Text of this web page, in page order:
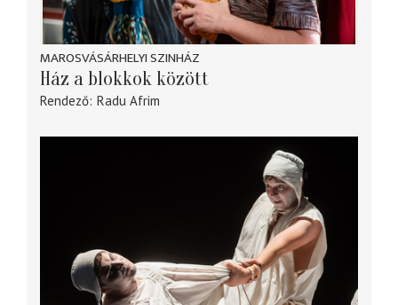
MAROSVÁSÁRHELYI SZINHÁZ
Ház a blokkok között
Rendező Radu Afrim